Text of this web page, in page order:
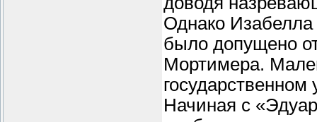
Однако
было допущено
Мортимера.
государственном
Начиная с